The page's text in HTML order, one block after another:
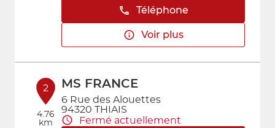
Téléphone
Voir plus
2
4.76
km
MS FRANCE
6 Rue des Alouettes
94320 THIAIS
Fermé actuellement